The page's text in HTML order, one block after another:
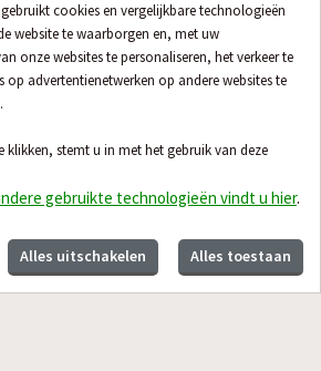
cookies en vergelijkbare technologieën
website te waarborgen en, met uw
onze websites te personaliseren, het verkeer te
op advertentienetwerken op andere websites te
klikken, stemt u in met het gebruik van deze
gebruikte technologieën vindt u hier.
Alles uitschakelen Alles toestaan
op bestelling
€ 34,71